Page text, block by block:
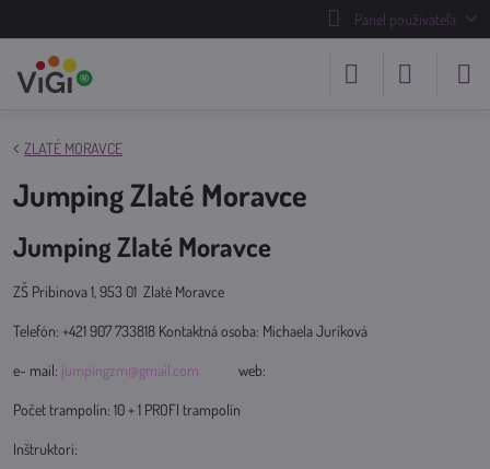
Panel používateľa
ZLATÉ MORAVCE
Jumping Zlaté Moravce
Jumping Zlaté Moravce
ZŠ Pribinova 1, 953 01 Zlaté Moravce
Telefón: +421 907 733818 Kontaktná osoba: Michaela Juríková
e- mail: jumpingzm@gmail.com web:
Počet trampolín: 10 + 1 PROFI trampolín
Inštruktori: